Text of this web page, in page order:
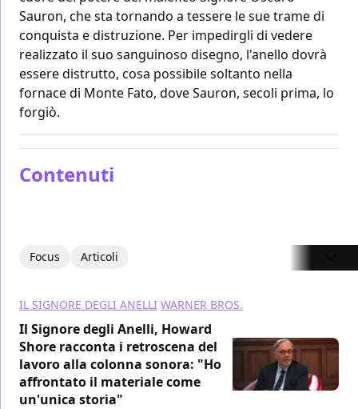
Sauron, che sta tornando a tessere le sue trame di
conquista e distruzione. Per impedirgli di vedere
realizzato il suo sanguinoso disegno, l'anello dovrà
essere distrutto, cosa possibile soltanto nella
fornace di Monte Fato, dove Sauron, secoli prima, lo
forgiò.
Contenuti
Focus Articoli
IL SIGNORE DEGLI ANELLI WARNER BROS.
Il Signore degli Anelli, Howard
Shore racconta i retroscena del
lavoro alla colonna sonora: "Ho
affrontato il materiale come
un'unica storia"